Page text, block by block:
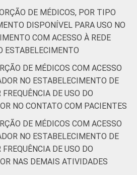
DE MÉDICOS, POR TIPO
DISPONÍVEL PARA USO NO
COM ACESSO À REDE
ESTABELECIMENTO
DE MÉDICOS COM ACESSO
NO ESTABELECIMENTO DE
FREQUÊNCIA DE USO DO
NO CONTATO COM PACIENTES
DE MÉDICOS COM ACESSO
NO ESTABELECIMENTO DE
FREQUÊNCIA DE USO DO
NAS DEMAIS ATIVIDADES